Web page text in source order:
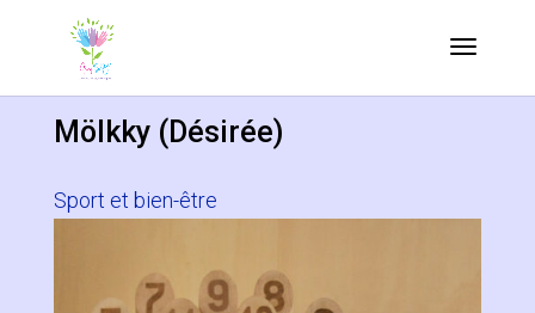
Mölkky (Désirée)
Sport et bien-être